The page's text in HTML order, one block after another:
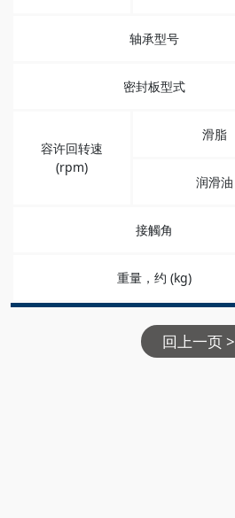
轴承型号
密封板型式
容许回转速
(rpm)
滑脂
润滑油
接觸角
重量，约 (kg)
回上一页 >